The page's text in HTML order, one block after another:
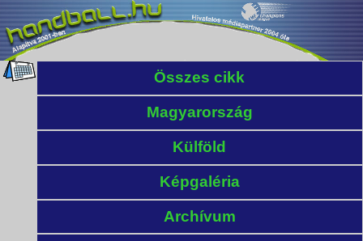
Összes cikk
Magyarország
Külföld
Képgaléria
Archívum